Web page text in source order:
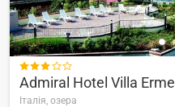

Admiral Hotel Villa Erme
Італія, озера